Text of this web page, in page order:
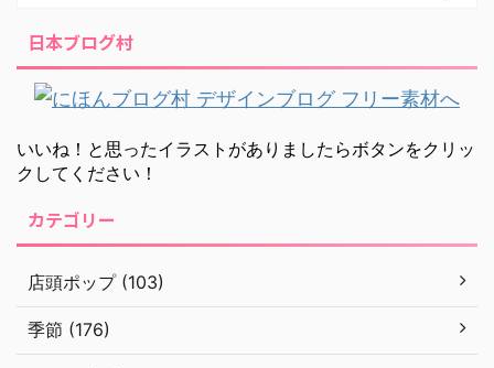
日本ブログ村
いいね！と思ったイラストがありましたらボタンをクリッ
クしてください！
カテゴリー
店頭ポップ (103)
季節 (176)